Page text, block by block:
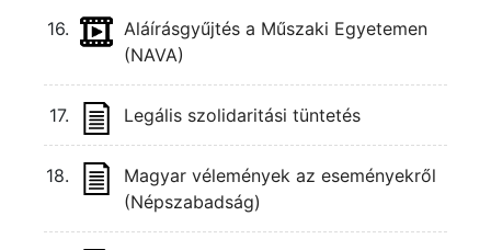
16.
Aláírásgyűjtés a Műszaki Egyetemen
(NAVA)
17. Legális szolidaritási tüntetés
18.
Magyar vélemények az eseményekről
(Népszabadság)